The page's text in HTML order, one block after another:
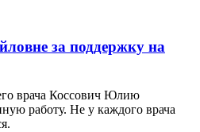
за поддержку на
врача Коссович Юлию
работу. Не у каждого врача